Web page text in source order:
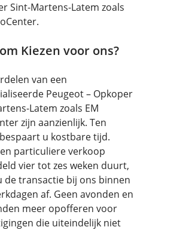
Sint-Martens-Latem zoals
Kiezen voor ons?
van een
Peugeot – Opkoper
Latem zoals EM
zijn aanzienlijk. Ten
u kostbare tijd.
particuliere verkoop
vier tot zes weken duurt,
de transactie bij ons binnen
af. Geen avonden en
meer opofferen voor
die uiteindelijk niet